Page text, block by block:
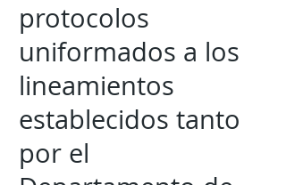
protocolos
uniformados a los
lineamientos
establecidos tanto
por el